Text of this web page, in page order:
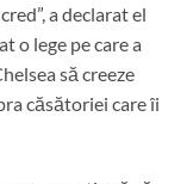
a declarat el
o lege pe care a
să creeze
căsătoriei care îi